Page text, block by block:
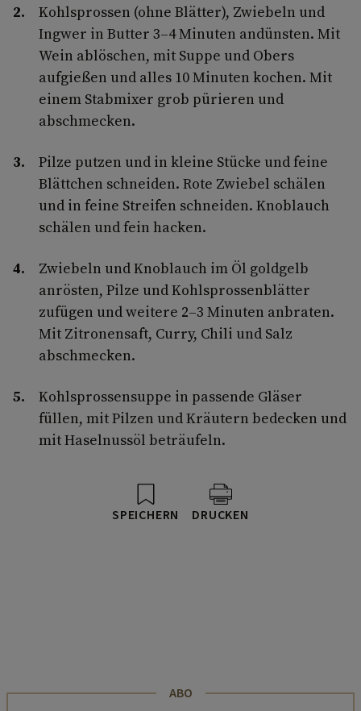
Kohlsprossen (ohne Blätter), Zwiebeln und
Ingwer in Butter 3–4 Minuten andünsten. Mit
Wein ablöschen, mit Suppe und Obers
aufgießen und alles 10 Minuten kochen. Mit
einem Stabmixer grob pürieren und
abschmecken.
Pilze putzen und in kleine Stücke und feine
Blättchen schneiden. Rote Zwiebel schälen
und in feine Streifen schneiden. Knoblauch
schälen und fein hacken.
Zwiebeln und Knoblauch im Öl goldgelb
anrösten, Pilze und Kohlsprossen­blätter
zufügen und weitere 2–3 Minuten anbraten.
Mit Zitronensaft, Curry, Chili und Salz
abschmecken.
Kohlsprossensuppe in passende Gläser
füllen, mit Pilzen und Kräutern bedecken und
mit Haselnussöl beträufeln.
SPEICHERN DRUCKEN
ABO